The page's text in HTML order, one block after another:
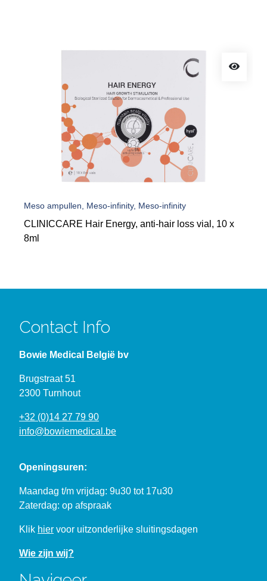
Meso ampullen, Meso-infinity, Meso-infinity
CLINICCARE Hair Energy, anti-hair loss vial, 10 x
8ml
Contact Info
Bowie Medical België bv
Brugstraat 51
2300 Turnhout
+32 (0)14 27 79 90
info@bowiemedical.be
Openingsuren:
Maandag t/m vrijdag: 9u30 tot 17u30
Zaterdag: op afspraak
Klik hier voor uitzonderlijke sluitingsdagen
Wie zijn wij?